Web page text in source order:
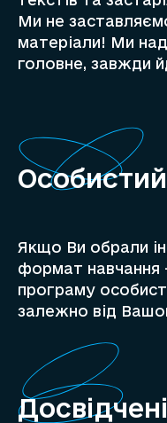
Ми не
матеріали! Ми
головне, завжди
Особистий
Якщо Ви обрали
формат навчання
програму
залежно від